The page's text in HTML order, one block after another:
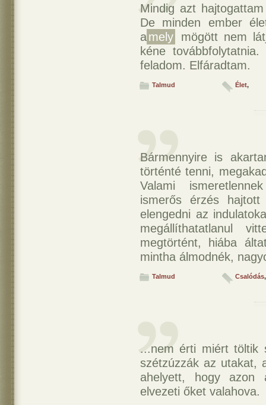
Mindig azt
De minden ember
amely
mögött nem
kéne
feladom. Elfáradtam.
Talmud Élet,
Bármennyire is
történté tenni,
Valami
ismerős érzés
elengedni az
megállíthatatlanul
megtörtént, hiába
mintha álmodnék,
Talmud Csalódás
...nem érti miért töltik
szétzúzzák az utakat,
ahelyett, hogy azon
elvezeti őket valahova.